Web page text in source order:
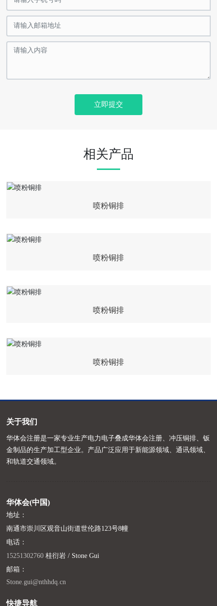
立即提交
相关产品
喷粉铜排
喷粉铜排
喷粉铜排
喷粉铜排
关于我们
华体会注册是一家专业生产电力电子叠成华体会注册、冲压铜排、钣
金制品的生产加工型企业。产品广泛应用于新能源领域、通讯领域、
和轨道交通领域。
华体会(中国)
地址：
南通市崇川区观音山街道世伦路123号8幢
电话：
15251302760 桂衍岩 / Stone Gui
邮箱：
Stone.gui@nthhdq.cn
快捷导航